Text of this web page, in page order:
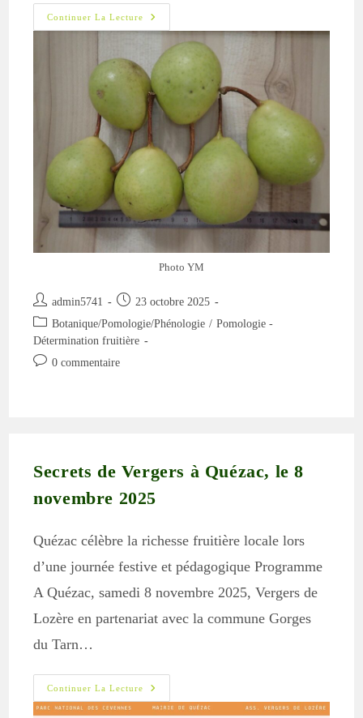
Continuer La Lecture
Décrire
Un
Travail
De
Longue
Haleine
Photo YM
Auteur/autrice
de
la
publication :
admin5741
Publication
publiée :
23 octobre 2025
Post
category:
Botanique/Pomologie/Phénologie / Pomologie -
Détermination fruitière
Commentaires
0 commentaire
Secrets de Vergers à Quézac, le 8
novembre 2025
Quézac célèbre la richesse fruitière locale lors
d’une journée festive et pédagogique Programme
A Quézac, samedi 8 novembre 2025, Vergers de
Lozère en partenariat avec la commune Gorges
du Tarn…
Continuer La Lecture
Secrets
De
Vergers